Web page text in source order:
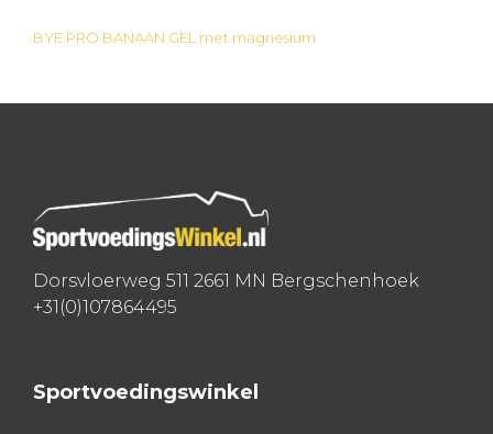
Bericht
navigatie
BYE PRO BANAAN GEL met magnesium
Dorsvloerweg 511 2661 MN Bergschenhoek
+31(0)107864495
Sportvoedingswinkel